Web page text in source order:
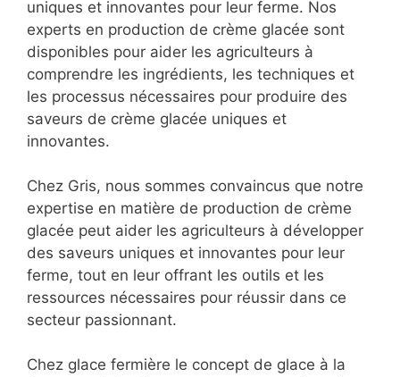
uniques et innovantes pour leur ferme. Nos
experts en production de crème glacée sont
disponibles pour aider les agriculteurs à
comprendre les ingrédients, les techniques et
les processus nécessaires pour produire des
saveurs de crème glacée uniques et
innovantes.
Chez Gris, nous sommes convaincus que notre
expertise en matière de production de crème
glacée peut aider les agriculteurs à développer
des saveurs uniques et innovantes pour leur
ferme, tout en leur offrant les outils et les
ressources nécessaires pour réussir dans ce
secteur passionnant.
Chez glace fermière le concept de glace à la